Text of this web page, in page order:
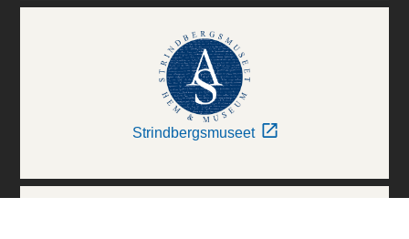
Strindbergsmuseet